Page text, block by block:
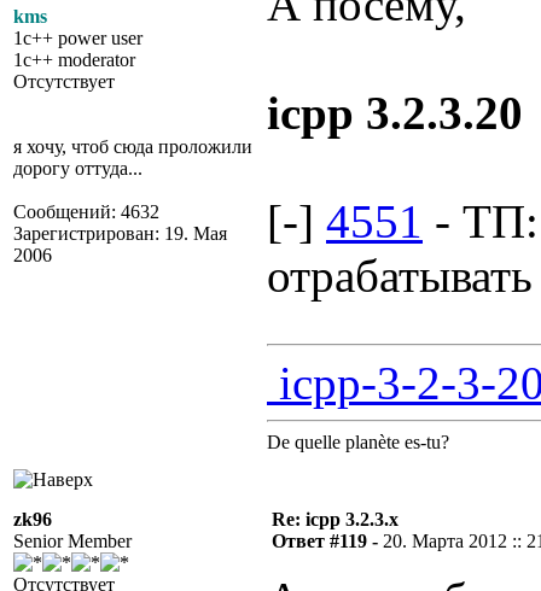
kms
1c++ power user
1c++ moderator
Отсутствует
я хочу, чтоб сюда проложили
дорогу оттуда...
Сообщений: 4632
Зарегистрирован: 19. Мая
2006
icpp 3.2.3.20
[-] 4551 - ТП:
icpp-3-2-3-
De quelle planète es-tu?
zk96
Senior Member
Отсутствует
Re: icpp 3.2.3.x
Ответ #119 - 20. Марта 2012 ::